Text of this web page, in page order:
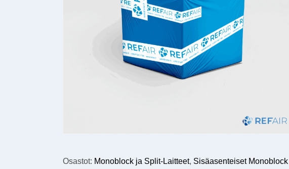
Osastot: Monoblock ja Split-Laitteet, Sisäasenteiset Monoblock